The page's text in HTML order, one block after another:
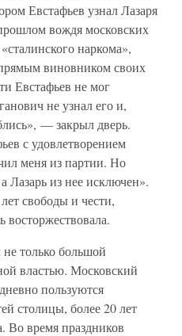
Евстафьев узнал Лазаря
вождя московских
наркома»,
виновником своих
Евстафьев не мог
не узнал его и,
— закрыл дверь.
с удовлетворением
меня из партии. Но
Лазарь из нее исключен».
свободы и чести,
восторжествовала.
только большой
властью. Московский
пользуются
столицы, более 20 лет
время праздников